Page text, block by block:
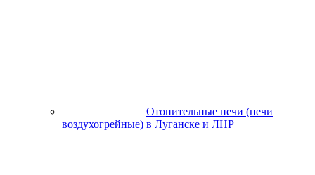
Отопительные печи (печи
воздухогрейные) в Луганске и ЛНР